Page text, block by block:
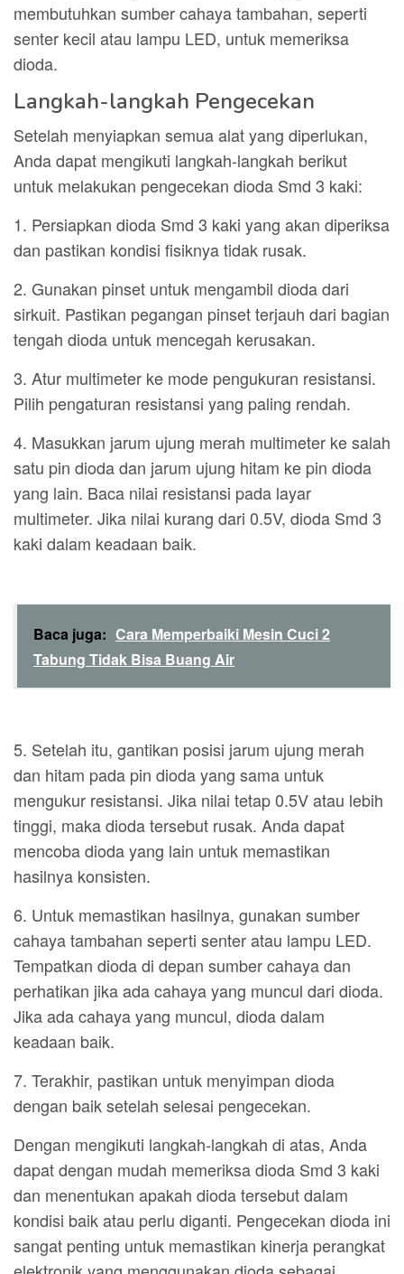
membutuhkan sumber cahaya tambahan, seperti
senter kecil atau lampu LED, untuk memeriksa
dioda.
Langkah-langkah Pengecekan
Setelah menyiapkan semua alat yang diperlukan,
Anda dapat mengikuti langkah-langkah berikut
untuk melakukan pengecekan dioda Smd 3 kaki:
1. Persiapkan dioda Smd 3 kaki yang akan diperiksa
dan pastikan kondisi fisiknya tidak rusak.
2. Gunakan pinset untuk mengambil dioda dari
sirkuit. Pastikan pegangan pinset terjauh dari bagian
tengah dioda untuk mencegah kerusakan.
3. Atur multimeter ke mode pengukuran resistansi.
Pilih pengaturan resistansi yang paling rendah.
4. Masukkan jarum ujung merah multimeter ke salah
satu pin dioda dan jarum ujung hitam ke pin dioda
yang lain. Baca nilai resistansi pada layar
multimeter. Jika nilai kurang dari 0.5V, dioda Smd 3
kaki dalam keadaan baik.
Baca juga: Cara Memperbaiki Mesin Cuci 2
Tabung Tidak Bisa Buang Air
5. Setelah itu, gantikan posisi jarum ujung merah
dan hitam pada pin dioda yang sama untuk
mengukur resistansi. Jika nilai tetap 0.5V atau lebih
tinggi, maka dioda tersebut rusak. Anda dapat
mencoba dioda yang lain untuk memastikan
hasilnya konsisten.
6. Untuk memastikan hasilnya, gunakan sumber
cahaya tambahan seperti senter atau lampu LED.
Tempatkan dioda di depan sumber cahaya dan
perhatikan jika ada cahaya yang muncul dari dioda.
Jika ada cahaya yang muncul, dioda dalam
keadaan baik.
7. Terakhir, pastikan untuk menyimpan dioda
dengan baik setelah selesai pengecekan.
Dengan mengikuti langkah-langkah di atas, Anda
dapat dengan mudah memeriksa dioda Smd 3 kaki
dan menentukan apakah dioda tersebut dalam
kondisi baik atau perlu diganti. Pengecekan dioda ini
sangat penting untuk memastikan kinerja perangkat